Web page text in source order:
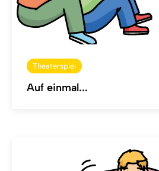
Theaterspiel
Auf einmal...